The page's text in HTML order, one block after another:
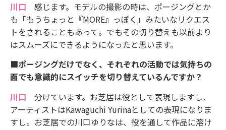
川口 感じます。モデルの撮影の時は、ポージングとか
も「もうちょっと『MORE』っぽく」みたいなリクエス
トをされることもあって。でもその切り替えも以前より
はスムーズにできるようになったと思います。
■ポージングだけでなく、それぞれの活動では気持ちの
面でも意識的にスイッチを切り替えているんですか？
川口 分けています。お芝居は役として表現しますし、
アーティストはKawaguchi Yurinaとしての表現になりま
すし。お芝居での川口ゆりなは、役を通して作品に溶け